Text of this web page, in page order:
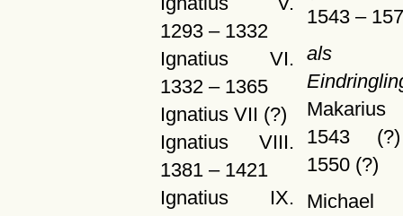
1293 – 1332
Ignatius VI.
1332 – 1365
Ignatius VII (?)
Ignatius VIII.
1381 – 1421
Ignatius IX.
1543 –
als
1543
1550 (?)
Michael